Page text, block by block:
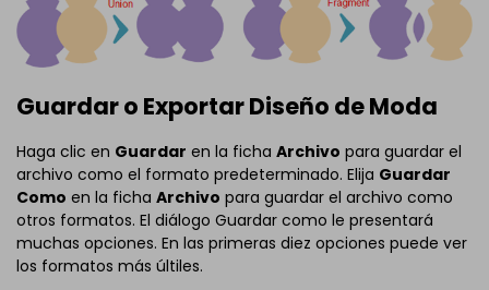
Guardar o Exportar Diseño de Moda
Haga clic en Guardar en la ficha Archivo para guardar el
archivo como el formato predeterminado. Elija Guardar
Como en la ficha Archivo para guardar el archivo como
otros formatos. El diálogo Guardar como le presentará
muchas opciones. En las primeras diez opciones puede ver
los formatos más últiles.